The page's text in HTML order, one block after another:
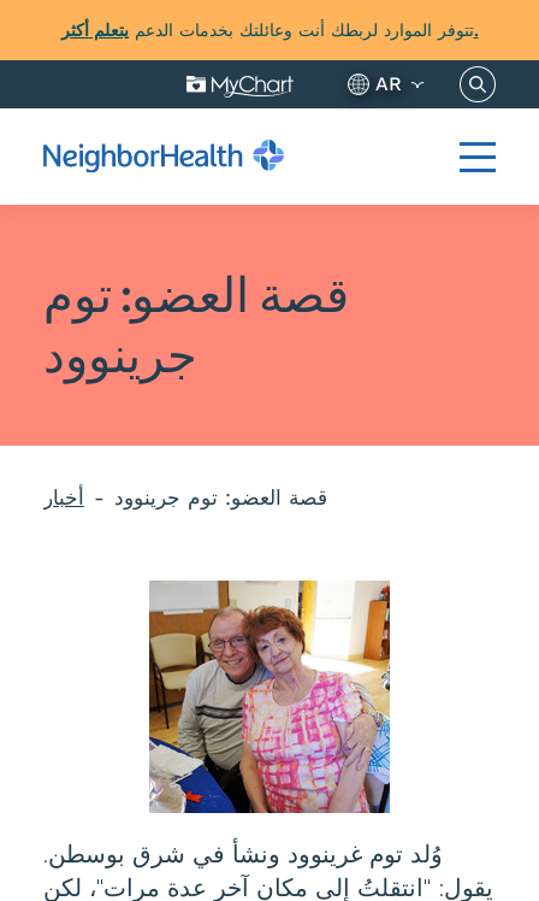
تتوفر الموارد لربطك أنت وعائلتك بخدمات الدعميتعلم أكثر.
AR هنا
قصة العضو: توم
جرينوود
أخبار قصة العضو: توم جرينوود
وُلد توم غرينوود ونشأ في شرق بوسطن.
يقول: "انتقلتُ إلى مكانٍ آخر عدة مرات"، لكن